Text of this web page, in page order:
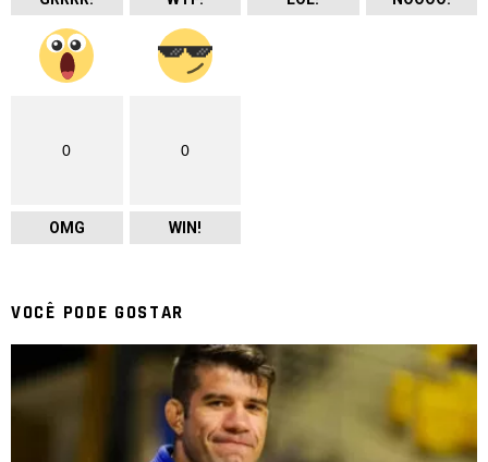
0
OMG
0
WIN!
VOCÊ PODE GOSTAR